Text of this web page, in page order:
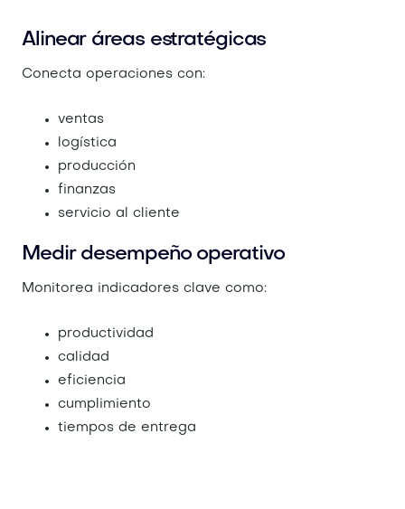
Alinear áreas estratégicas
Conecta operaciones con:
ventas
logística
producción
finanzas
servicio al cliente
Medir desempeño operativo
Monitorea indicadores clave como:
productividad
calidad
eficiencia
cumplimiento
tiempos de entrega